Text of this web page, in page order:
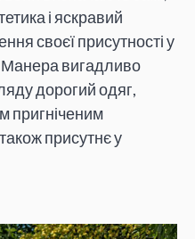
і яскравий
своєї присутності у
Манера вигадливо
дорогий одяг,
пригніченим
присутнє у